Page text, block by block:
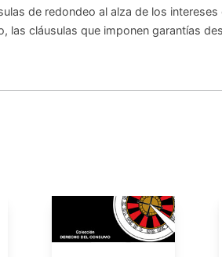
de redondeo al alza de los
las cláusulas que imponen garantías